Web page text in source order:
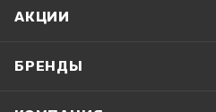
АКЦИИ
БРЕНДЫ